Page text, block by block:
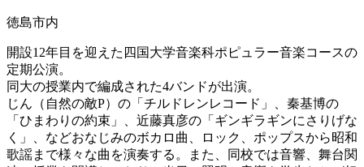
徳島市内
開設12年目を迎えた四国大学音楽科ポピュラー音楽コースの
定期公演。
同大の授業内で編成された4バンドが出演。
じん（自然の敵P）の「チルドレンレコード」、秦基博の
「ひまわりの約束」、近藤真彦の「ギンギラギンにさりげな
く」、などおなじみのボカロ曲、ロック、ポップスから昭和
歌謡まで様々な曲を演奏する。また、同校では音響、舞台関